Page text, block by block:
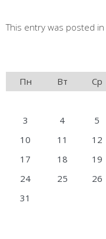
This entry was posted in
Пн
Вт Ср
3
4 5
10
11 12
17
18 19
24
25 26
31